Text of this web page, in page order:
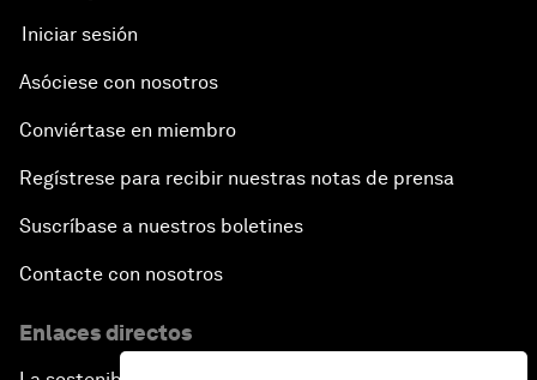
Iniciar sesión
Asóciese con nosotros
Conviértase en miembro
Regístrese para recibir nuestras notas de prensa
Suscríbase a nuestros boletines
Contacte con nosotros
Enlaces directos